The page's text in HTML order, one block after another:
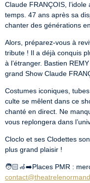
Claude FRANÇOIS,
temps. 47 ans après sa
chanter des générations
Alors, préparez-vous à
tribute ! Il a déjà conquis
à l’étranger. Bastien
grand Show Claude
Costumes iconiques,
culte se mêlent dans ce
chanté en direct. Ne
vous replongera dans
Cloclo et ses Clodettes
plus grand plaisir !